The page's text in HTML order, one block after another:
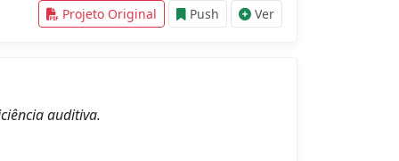
Projeto Original Push Ver
auditiva.